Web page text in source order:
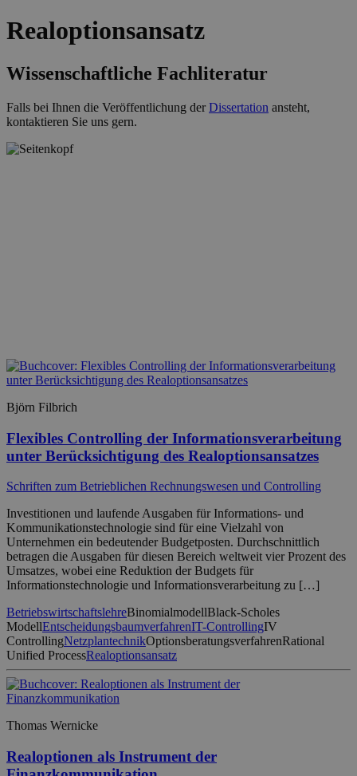
Realoptionsansatz
Wissenschaftliche Fachliteratur
Falls bei Ihnen die Veröffentlichung derDissertation ansteht,
kontaktieren Sie uns gern.
Björn Filbrich
Flexibles Controlling der Informationsverarbeitung
unter Berücksichtigung des Realoptionsansatzes
Schriften zum Betrieblichen Rechnungswesen und Controlling
Investitionen und laufende Ausgaben für Informations- und
Kommunikationstechnologie sind für eine Vielzahl von
Unternehmen ein bedeutender Budgetposten. Durchschnittlich
betragen die Ausgaben für diesen Bereich weltweit vier Prozent des
Umsatzes, wobei eine Reduktion der Budgets für
Informationstechnologie und Informationsverarbeitung zu […]
BetriebswirtschaftslehreBinomialmodellBlack-Scholes
ModellEntscheidungsbaumverfahrenIT-ControllingIV
ControllingNetzplantechnikOptionsberatungsverfahrenRational
Unified ProcessRealoptionsansatz
Thomas Wernicke
Realoptionen als Instrument der